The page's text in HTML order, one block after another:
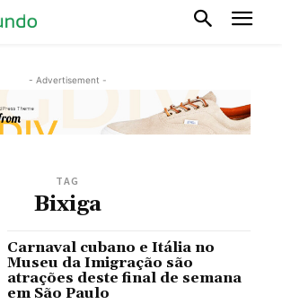
- Advertisement -
TAG
Bixiga
Carnaval cubano e Itália no
Museu da Imigração são
atrações deste final de semana
em São Paulo